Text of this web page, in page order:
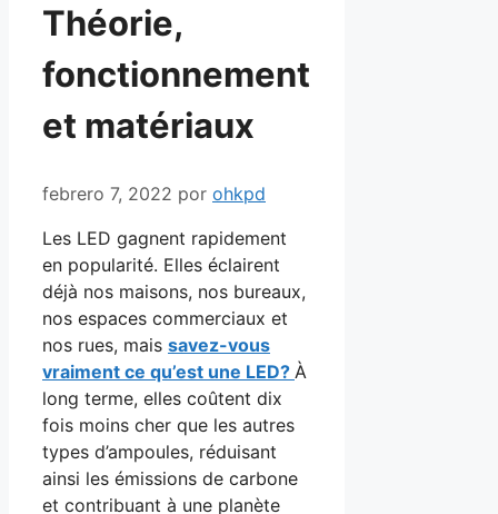
Théorie,
fonctionnement
et matériaux
febrero 7, 2022 por ohkpd
Les LED gagnent rapidement
en popularité. Elles éclairent
déjà nos maisons, nos bureaux,
nos espaces commerciaux et
nos rues, mais savez-vous
vraiment ce qu’est une LED? À
long terme, elles coûtent dix
fois moins cher que les autres
types d’ampoules, réduisant
ainsi les émissions de carbone
et contribuant à une planète